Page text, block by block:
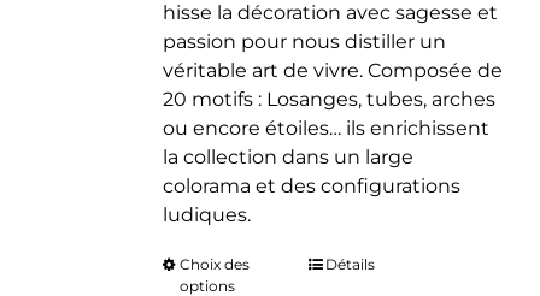
hisse la décoration avec sagesse et
passion pour nous distiller un
véritable art de vivre. Composée de
20 motifs : Losanges, tubes, arches
ou encore étoiles… ils enrichissent
la collection dans un large
colorama et des configurations
ludiques.
Choix des
options
CeDétails